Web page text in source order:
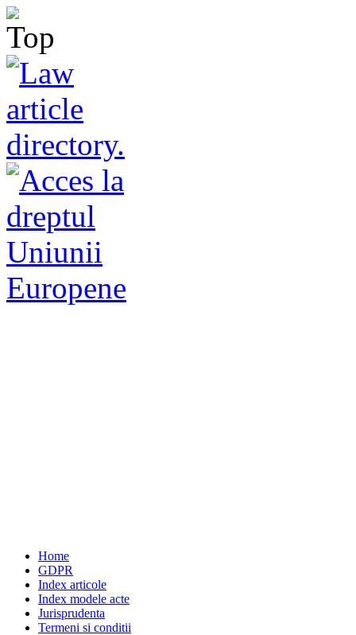
Home
GDPR
Index articole
Index modele acte
Jurisprudenta
Termeni si conditii